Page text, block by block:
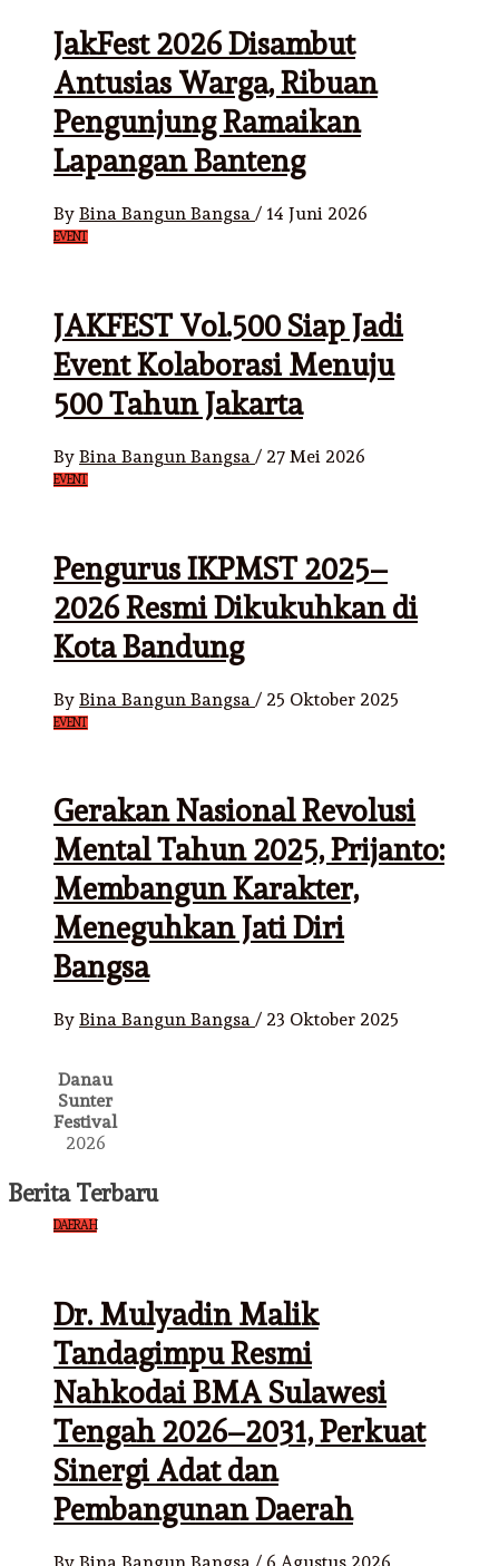
JakFest 2026 Disambut
Antusias Warga, Ribuan
Pengunjung Ramaikan
Lapangan Banteng
By Bina Bangun Bangsa / 14 Juni 2026
EVENT
JAKFEST Vol.500 Siap Jadi
Event Kolaborasi Menuju
500 Tahun Jakarta
By Bina Bangun Bangsa / 27 Mei 2026
EVENT
Pengurus IKPMST 2025–
2026 Resmi Dikukuhkan di
Kota Bandung
By Bina Bangun Bangsa / 25 Oktober 2025
EVENT
Gerakan Nasional Revolusi
Mental Tahun 2025, Prijanto:
Membangun Karakter,
Meneguhkan Jati Diri
Bangsa
By Bina Bangun Bangsa / 23 Oktober 2025
Danau
Sunter
Festival
2026
Berita Terbaru
DAERAH
Dr. Mulyadin Malik
Tandagimpu Resmi
Nahkodai BMA Sulawesi
Tengah 2026–2031, Perkuat
Sinergi Adat dan
Pembangunan Daerah